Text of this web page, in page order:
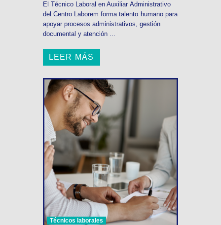
El Técnico Laboral en Auxiliar Administrativo
del Centro Laborem forma talento humano para
apoyar procesos administrativos, gestión
documental y atención ...
LEER MÁS
Técnicos laborales